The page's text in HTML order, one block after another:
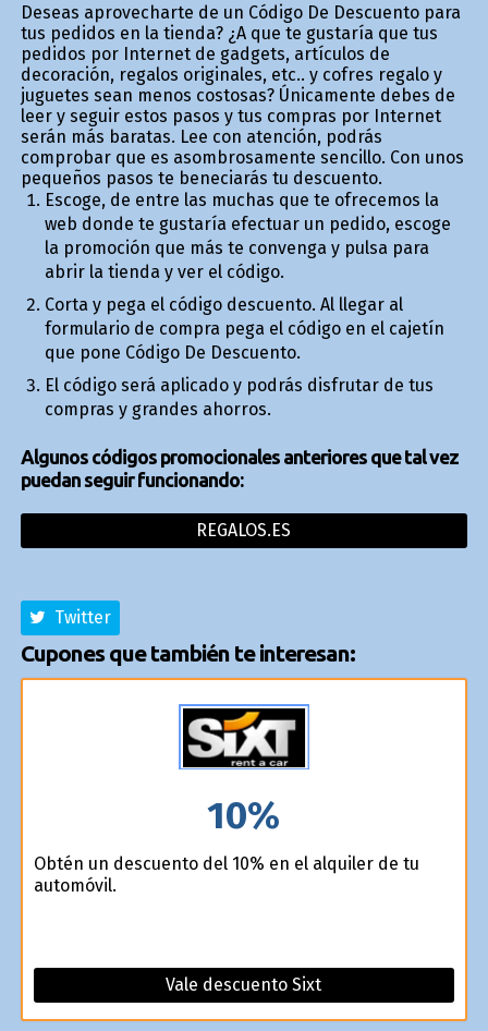
Deseas aprovecharte de un Código De Descuento para
tus pedidos en la tienda? ¿A que te gustaría que tus
pedidos por Internet de gadgets, artículos de
decoración, regalos originales, etc.. y cofres regalo y
juguetes sean menos costosas? Únicamente debes de
leer y seguir estos pasos y tus compras por Internet
serán más baratas. Lee con atención, podrás
comprobar que es asombrosamente sencillo. Con unos
pequeños pasos te beneficiarás tu descuento.
Escoge, de entre las muchas que te ofrecemos la
web donde te gustaría efectuar un pedido, escoge
la promoción que más te convenga y pulsa para
abrir la tienda y ver el código.
Corta y pega el código descuento. Al llegar al
formulario de compra pega el código en el cajetín
que pone Código De Descuento.
El código será aplicado y podrás disfrutar de tus
compras y grandes ahorros.
Algunos códigos promocionales anteriores que tal vez
puedan seguir funcionando:
REGALOS.ES
Twitter
Cupones que también te interesan:
10%
Obtén un descuento del 10% en el alquiler de tu
automóvil.
Vale descuento Sixt